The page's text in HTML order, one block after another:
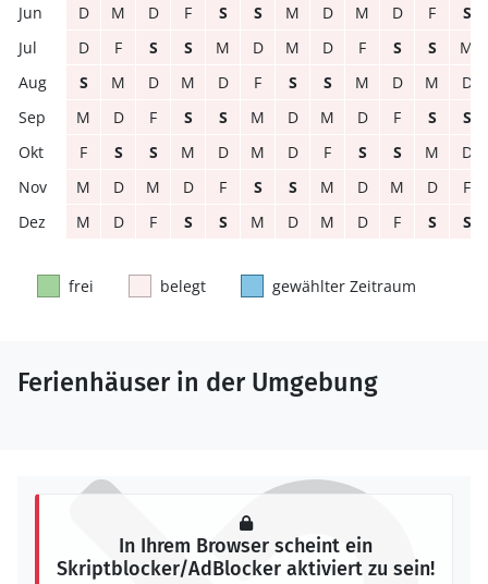
D
M D F S S M D M D F
S
D
F S S M D M D F S S
M
S
M D M D F S S M D M
D
M
D F S S M D M D F S
S
F
S S M D M D F S S M
D
M
D M D F S S M D M D
F
M
D F S S M D M D F S S
frei belegt gewählter Zeitraum
Ferienhäuser in der Umgebung
In Ihrem Browser scheint ein
Skriptblocker/AdBlocker aktiviert zu sein!